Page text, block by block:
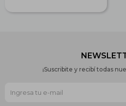
¡Suscribite y recibí todas